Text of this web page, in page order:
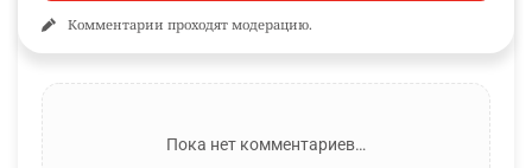
Комментарии проходят модерацию.
Пока нет комментариев…